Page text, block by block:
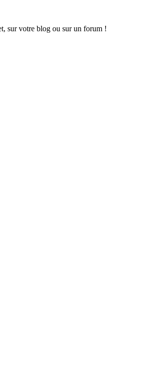
sur votre blog ou sur un forum !